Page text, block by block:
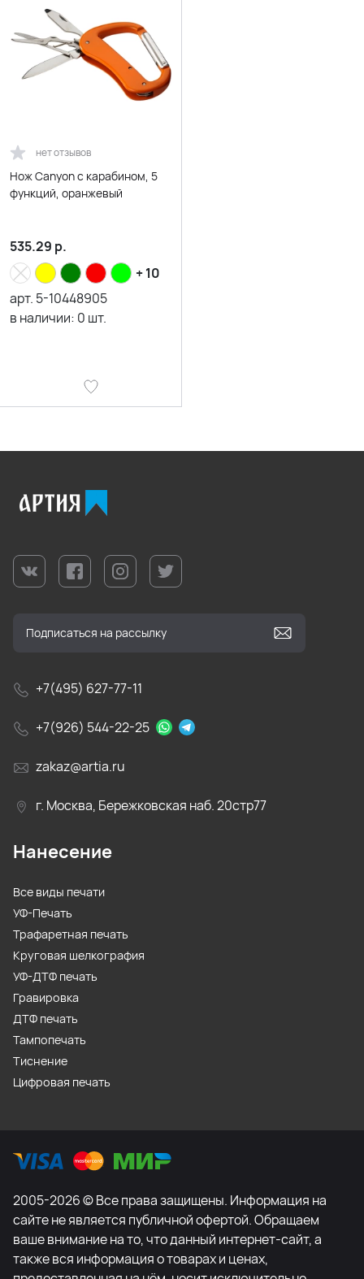
нет отзывов
Нож Canyon с карабином, 5
функций, оранжевый
535.29 р.
+ 10
арт. 5-10448905
в наличии: 0 шт.
+7(495) 627-77-11
+7(926) 544-22-25
zakaz@artia.ru
г. Москва, Бережковская наб. 20стр77
Нанесение
Все виды печати
УФ-Печать
Трафаретная печать
Круговая шелкография
УФ-ДТФ печать
Гравировка
ДТФ печать
Тампопечать
Тиснение
Цифровая печать
2005-2026 © Все права защищены. Информация на
сайте не является публичной офертой. Обращаем
ваше внимание на то, что данный интернет-сайт, а
также вся информация о товарах и ценах,